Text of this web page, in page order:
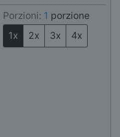
Porzioni: 1 porzione
1x 2x 3x
4x